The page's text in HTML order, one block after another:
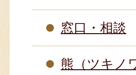
窓口・相談
熊（ツキノ